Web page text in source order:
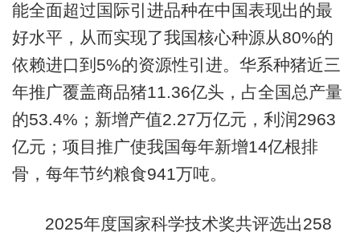
能全面超过国际引进品种在中国表现出的最
好水平，从而实现了我国核心种源从80%的
依赖进口到5%的资源性引进。华系种猪近三
年推广覆盖商品猪11.36亿头，占全国总产量
的53.4%；新增产值2.27万亿元，利润2963
亿元；项目推广使我国每年新增14亿根排
骨，每年节约粮食941万吨。
2025年度国家科学技术奖共评选出258